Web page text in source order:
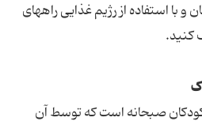
و با استفاده از رژیم غذایی راههای
کنید.
صبحانه است که توسط آن